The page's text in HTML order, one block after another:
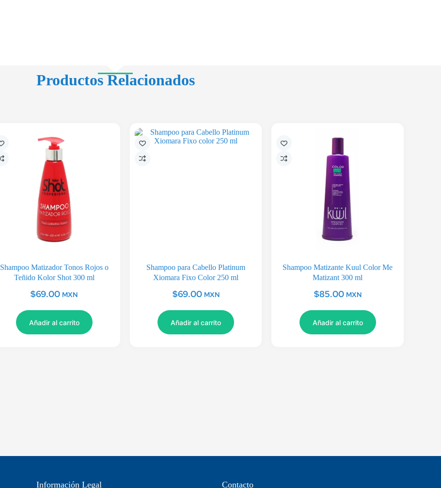
Productos Relacionados
Shampoo Matizador Tonos Rojos o
Teñido Kolor Shot 300 ml
$69.00 MXN
Añadir al carrito
Shampoo para Cabello Platinum
Xiomara Fixo Color 250 ml
$69.00 MXN
Añadir al carrito
Shampoo Matizante Kuul Color Me
Matizant 300 ml
$85.00 MXN
Añadir al carrito
Información Legal Contacto